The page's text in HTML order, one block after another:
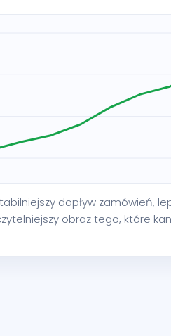
dopływ zamówień,
obraz tego, które